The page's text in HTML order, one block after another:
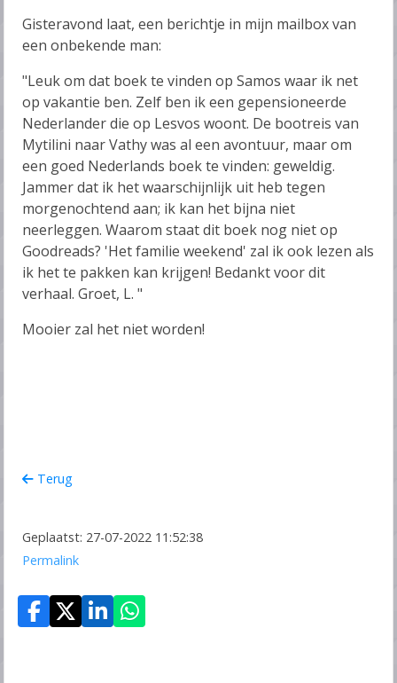
Gisteravond laat, een berichtje in mijn mailbox van
een onbekende man:
"Leuk om dat boek te vinden op Samos waar ik net
op vakantie ben. Zelf ben ik een gepensioneerde
Nederlander die op Lesvos woont. De bootreis van
Mytilini naar Vathy was al een avontuur, maar om
een goed Nederlands boek te vinden: geweldig.
Jammer dat ik het waarschijnlijk uit heb tegen
morgenochtend aan; ik kan het bijna niet
neerleggen. Waarom staat dit boek nog niet op
Goodreads? 'Het familie weekend' zal ik ook lezen als
ik het te pakken kan krijgen! Bedankt voor dit
verhaal. Groet, L. "
Mooier zal het niet worden!
Terug
Geplaatst: 27-07-2022 11:52:38
Permalink